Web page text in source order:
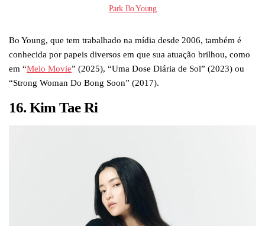
Park Bo Young
Bo Young, que tem trabalhado na mídia desde 2006, também é
conhecida por papeis diversos em que sua atuação brilhou, como
em “Melo Movie” (2025), “Uma Dose Diária de Sol” (2023) ou
“Strong Woman Do Bong Soon” (2017).
16. Kim Tae Ri